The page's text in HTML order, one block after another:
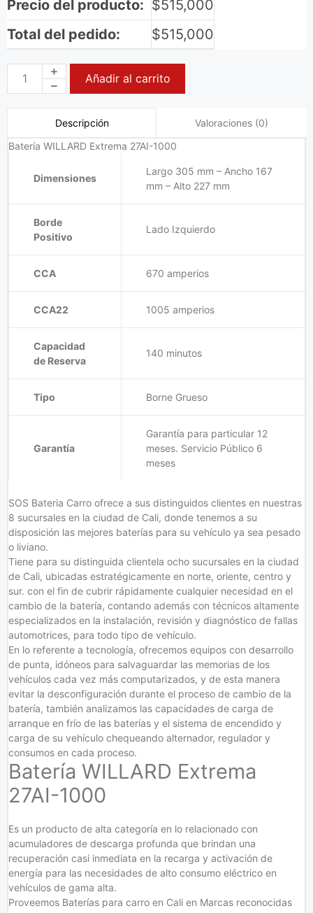
Precio del producto: $515,000
Total del pedido:
$515,000
Añadir al carrito
Descripción
Valoraciones (0)
Batería WILLARD Extrema 27AI-1000
Dimensiones
Largo 305 mm – Ancho 167
mm – Alto 227 mm
Borde
Positivo
Lado Izquierdo
CCA 670 amperios
CCA22 1005 amperios
Capacidad
de Reserva
140 minutos
Tipo Borne Grueso
Garantía
Garantía para particular 12
meses. Servicio Público 6
meses
SOS Bateria Carro ofrece a sus distinguidos clientes en nuestras
8 sucursales en la ciudad de Cali, donde tenemos a su
disposición las mejores baterías para su vehículo ya sea pesado
o liviano.
Tiene para su distinguida clientela ocho sucursales en la ciudad
de Cali, ubicadas estratégicamente en norte, oriente, centro y
sur. con el fin de cubrir rápidamente cualquier necesidad en el
cambio de la batería, contando además con técnicos altamente
especializados en la instalación, revisión y diagnóstico de fallas
automotrices, para todo tipo de vehículo.
En lo referente a tecnología, ofrecemos equipos con desarrollo
de punta, idóneos para salvaguardar las memorias de los
vehículos cada vez más computarizados, y de esta manera
evitar la desconfiguración durante el proceso de cambio de la
batería, también analizamos las capacidades de carga de
arranque en frío de las baterías y el sistema de encendido y
carga de su vehículo chequeando alternador, regulador y
consumos en cada proceso.
Batería WILLARD Extrema
27AI-1000
Es un producto de alta categoría en lo relacionado con
acumuladores de descarga profunda que brindan una
recuperación casi inmediata en la recarga y activación de
energía para las necesidades de alto consumo eléctrico en
vehículos de gama alta.
Proveemos Baterías para carro en Cali en Marcas reconocidas